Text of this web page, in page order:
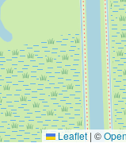
Leaflet | ©